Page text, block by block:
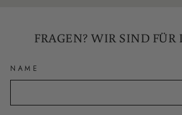
FRAGEN? WIR SIND FÜR
NAME